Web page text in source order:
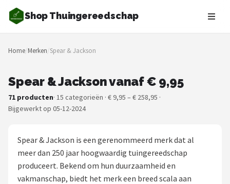
Shop Thuingereedschap
Zoeken
NAVIGATIE
Merken
Borderplanten
Grasmaaiers
Home/Merken/Spear & Jackson
Spear & Jackson vanaf € 9,95
71 producten· 15 categorieën · € 9,95 – € 258,95 ·
Bijgewerkt op 05-12-2024
Spear & Jackson is een gerenommeerd merk dat al
meer dan 250 jaar hoogwaardig tuingereedschap
produceert. Bekend om hun duurzaamheid en
vakmanschap, biedt het merk een breed scala aan